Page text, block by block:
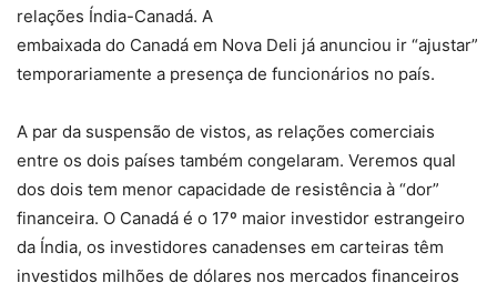
relações Índia-Canadá. A
embaixada do Canadá em Nova Deli já anunciou ir “ajustar”
temporariamente a presença de funcionários no país.
A par da suspensão de vistos, as relações comerciais
entre os dois países também congelaram. Veremos qual
dos dois tem menor capacidade de resistência à “dor”
financeira. O Canadá é o 17º maior investidor estrangeiro
da Índia, os investidores canadenses em carteiras têm
investidos milhões de dólares nos mercados financeiros